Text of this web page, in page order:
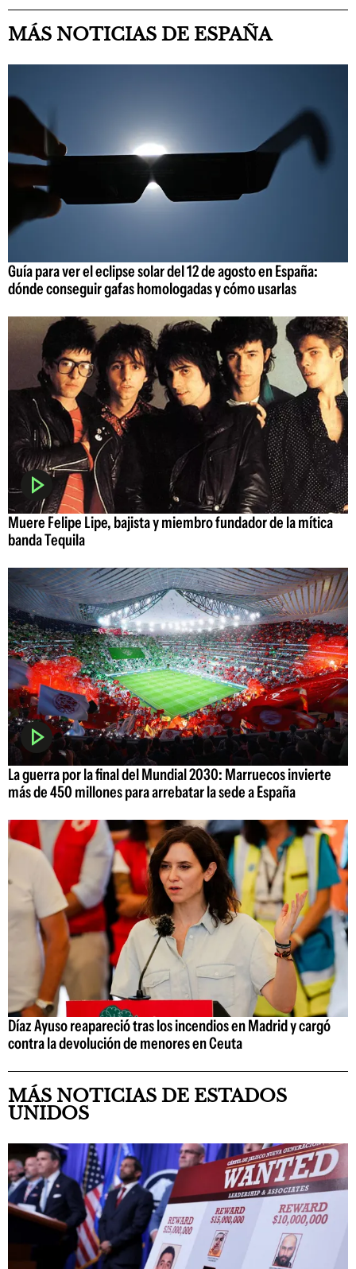
MÁS NOTICIAS DE ESPAÑA
Guía para ver el eclipse solar del 12 de agosto en España:
dónde conseguir gafas homologadas y cómo usarlas
Muere Felipe Lipe, bajista y miembro fundador de la mítica
banda Tequila
La guerra por la final del Mundial 2030: Marruecos invierte
más de 450 millones para arrebatar la sede a España
Díaz Ayuso reapareció tras los incendios en Madrid y cargó
contra la devolución de menores en Ceuta
MÁS NOTICIAS DE ESTADOS
UNIDOS